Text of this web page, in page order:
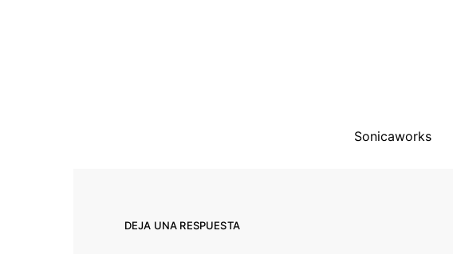
Sonicaworks
DEJA UNA RESPUESTA